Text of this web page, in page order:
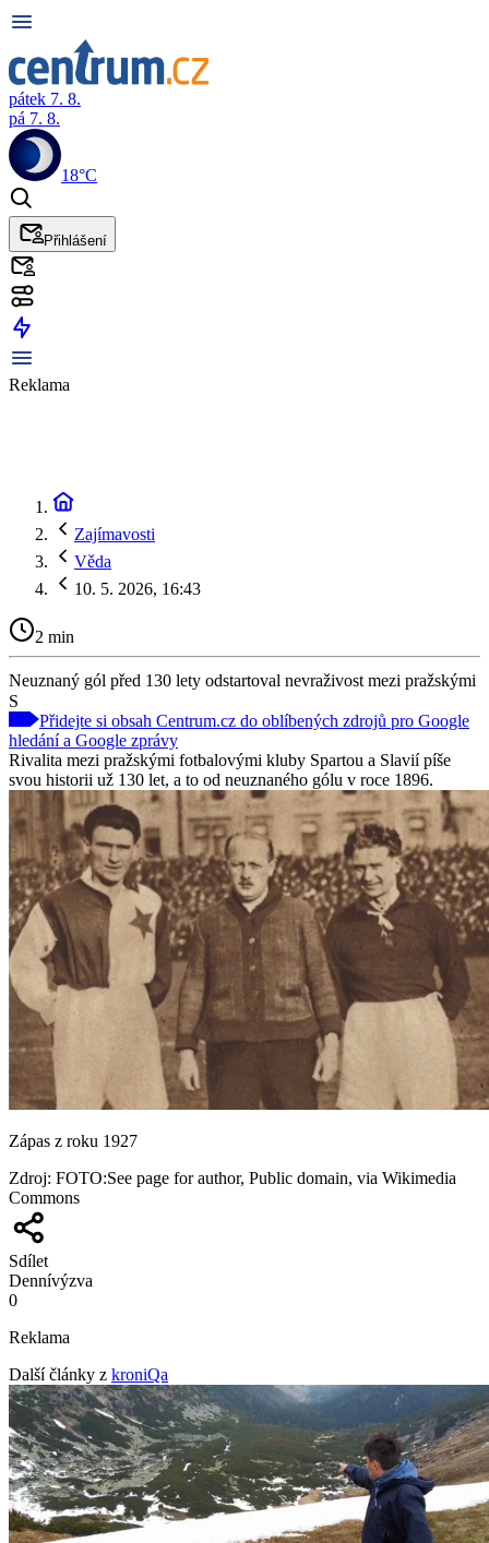
pátek 7. 8.
pá 7. 8.
18°C
Přihlášení
Reklama
Zajímavosti
Věda
10. 5. 2026, 16:43
2 min
Neuznaný gól před 130 lety odstartoval nevraživost mezi pražskými
S
Přidejte si obsah Centrum.cz do oblíbených zdrojů pro Google
hledání a Google zprávy
Rivalita mezi pražskými fotbalovými kluby Spartou a Slavií píše
svou historii už 130 let, a to od neuznaného gólu v roce 1896.
Zápas z roku 1927
Zdroj: FOTO:See page for author, Public domain, via Wikimedia
Commons
Sdílet
Dennívýzva
0
Reklama
Další články z kroniQa